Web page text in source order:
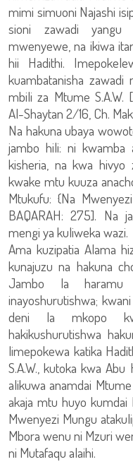
mimi simuoni Najashi
sioni zawadi yangu
mwenyewe, na ikiwa
hii Hadithi.
kuambatanisha zawadi
mbili za Mtume S.A.W.
Al-Shaytan 2/16, Ch.
Na hakuna ubaya
jambo hili: ni kwamba
kisheria, na kwa hivyo
kwake mtu kuuza
Mtukufu: {Na
BAQARAH: 275]. Na
mengi ya kuliweka wazi.
Ama kuzipatia Alama
kunajuzu na hakuna
Jambo la haramu
inayoshurutishwa;
deni la mkopo
hakikushurutishwa
limepokewa katika
S.A.W., kutoka kwa
alikuwa anamdai
akaja mtu huyo kumdai
Mwenyezi Mungu
Mbora wenu ni Mzuri
ni Mutafaqu alaihi.